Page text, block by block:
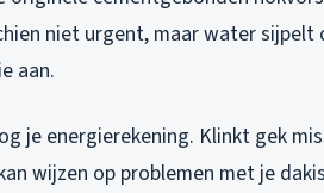
niet urgent, maar water
aan.
je energierekening. Klinkt gek
wijzen op problemen met je